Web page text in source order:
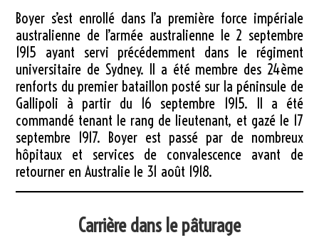
Boyer s’est enrollé dans l’a première force impériale
australienne de l’armée australienne le 2 septembre
1915 ayant servi précédemment dans le régiment
universitaire de Sydney. Il a été membre des 24ème
renforts du premier bataillon posté sur la péninsule de
Gallipoli à partir du 16 septembre 1915. Il a été
commandé tenant le rang de lieutenant, et gazé le 17
septembre 1917. Boyer est passé par de nombreux
hôpitaux et services de convalescence avant de
retourner en Australie le 31 août 1918.
Carrière dans le pâturage